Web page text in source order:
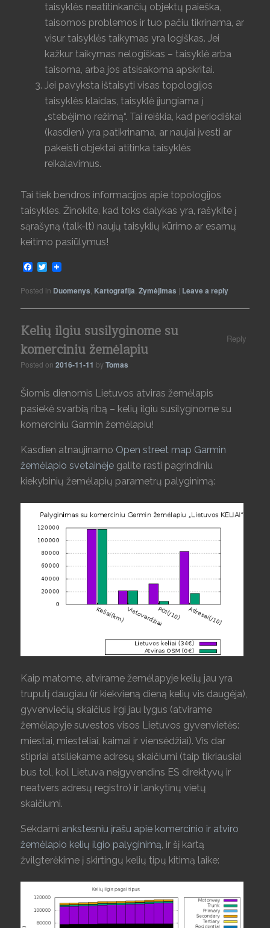
taisyklės neatitinkančių objektų paieška,
taisomos problemos ir tuo pačiu tikrinama, ar
visur taisyklės taikymas yra logiškas. Jei
kažkur taikymas nelogiškas – taisyklė arba
taisoma, arba jos atsisakoma apskritai.
Jei pavyksta ištaisyti visas topologijos
taisyklės klaidas, taisyklė įjungiama į
„stebėjimo režimą“. Tai reiškia, kad periodiškai
(kasdien) yra patikrinama, ar naujai įvesti ar
pakeisti objektai atitinka taisyklės
reikalavimus.
Tai tiek bendros informacijos apie topologijos
taisykles. Žinokite, kad toks dalykas yra, rašykite į
sąrašyną (talk-lt) naujų taisyklių kūrimo ar esamų
keitimo pasiūlymus!
Facebook
Twitter
Posted in Duomenys Kartografija ,Žymėjimas | Leave a reply
Kelių ilgiu susilyginome su
komerciniu žemėlapiu
Posted on2016-11-11 byTomas
Reply
Šiomis dienomis Lietuvos atviras žemėlapis
pasiekė svarbią ribą – kelių ilgiu susilyginome su
komerciniu Garmin žemėlapiu!
Kasdien atnaujinamo Open street map Garmin
žemėlapio svetainėje galite rasti pagrindiniu
kiekybinių žemėlapių parametrų palyginimą:
Kaip matome, atvirame žemėlapyje kelių jau yra
truputį daugiau (ir kiekvieną dieną kelių vis daugėja),
gyvenviečių skaičius irgi jau lygus (atvirame
žemėlapyje suvestos visos Lietuvos gyvenvietės:
miestai, miesteliai, kaimai ir viensėdžiai). Vis dar
stipriai atsiliekame adresų skaičiumi (taip tikriausiai
bus tol, kol Lietuva neįgyvendins ES direktyvų ir
neatvers adresų registro) ir lankytinų vietų
skaičiumi.
Sekdami ankstesniu įrašu apie komercinio ir atviro
žemėlapio kelių ilgio palyginimą , ir šį kartą
žvilgterėkime į skirtingų kelių tipų kitimą laike: